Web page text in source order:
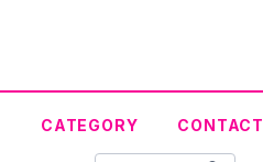
CATEGORY CONTACT